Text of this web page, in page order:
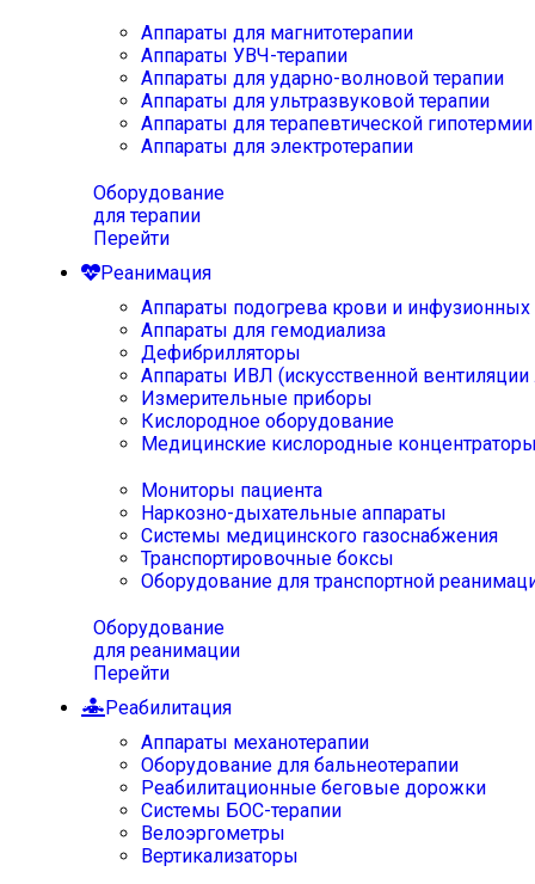
Аппараты для магнитотерапии
Аппараты УВЧ-терапии
Аппараты для ударно-волновой терапии
Аппараты для ультразвуковой терапии
Аппараты для терапевтической
Аппараты для электротерапии
Оборудование
для терапии
Перейти
Реанимация
Аппараты подогрева крови и инфузионных
Аппараты для гемодиализа
Дефибрилляторы
Аппараты ИВЛ (искусственной вентиляции
Измерительные приборы
Кислородное оборудование
Медицинские кислородные
Мониторы пациента
Наркозно-дыхательные аппараты
Системы медицинского газоснабжения
Транспортировочные боксы
Оборудование для транспортной
Оборудование
для реанимации
Перейти
Реабилитация
Аппараты механотерапии
Оборудование для бальнеотерапии
Реабилитационные беговые дорожки
Системы БОС-терапии
Велоэргометры
Вертикализаторы